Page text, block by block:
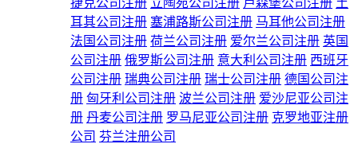
捷克公司注册 立陶宛公司注册 卢森堡公司注册 土
耳其公司注册 塞浦路斯公司注册 马耳他公司注册
法国公司注册 荷兰公司注册 爱尔兰公司注册 英国
公司注册 俄罗斯公司注册 意大利公司注册 西班牙
公司注册 瑞典公司注册 瑞士公司注册 德国公司注
册 匈牙利公司注册 波兰公司注册 爱沙尼亚公司注
册 丹麦公司注册 罗马尼亚公司注册 克罗地亚注册
公司 芬兰注册公司